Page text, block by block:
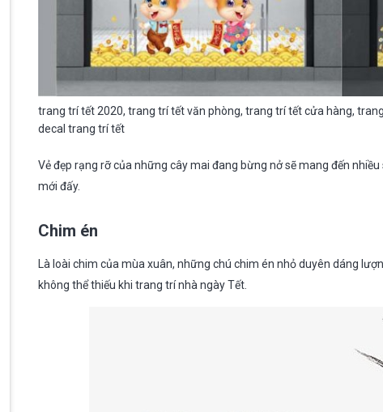
trang trí tết 2020, trang trí tết văn phòng, trang trí tết cửa hàng,
decal trang trí tết
Vẻ đẹp rạng rỡ của những cây mai đang bừng nở sẽ mang đến
mới đấy.
Chim én
Là loài chim của mùa xuân, những chú chim én nhỏ duyên dáng
không thể thiếu khi trang trí nhà ngày Tết.